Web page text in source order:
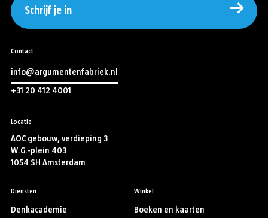
Schrijf je in
Contact
info@argumentenfabriek.nl
+31 20 412 4001
Locatie
AOC gebouw, verdieping 3
W.G.-plein 403
1054 SH Amsterdam
Diensten
Denkacademie
Winkel
Boeken en kaarten